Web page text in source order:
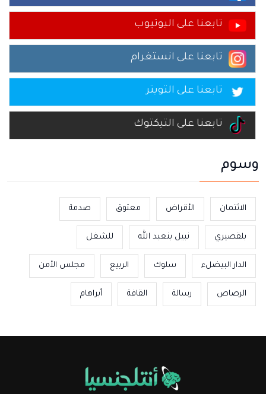
تابعنا على اليوتيوب
تابعنا على انستغرام
تابعنا على التويتر
تابعنا على التيكتوك
وسوم
الائتمان الأقراض معتوق صدمة
بلقصيري نبيل بنعبد الله للشغل
الدار البيضلء سلوك الربيع مجلس الأمن
الرصاص رسالة القافة أبراهام